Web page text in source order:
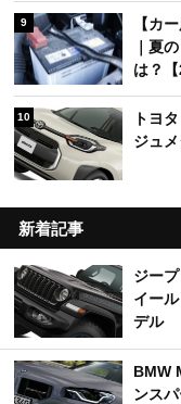
9
【カ
｜夏
は？【
10
トヨ
ジュ
新着記事
ジー
イー
デル
BMW
ンス